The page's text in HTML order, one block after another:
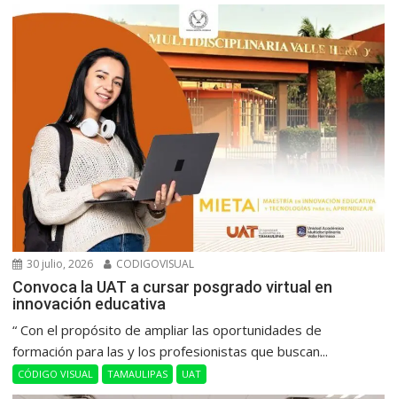
30 julio, 2026 CODIGOVISUAL
Convoca la UAT a cursar posgrado virtual en
innovación educativa
“ Con el propósito de ampliar las oportunidades de
formación para las y los profesionistas que buscan...
CÓDIGO VISUAL TAMAULIPAS UAT